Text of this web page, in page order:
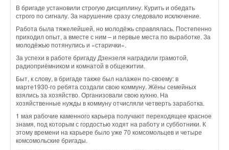
В бригаде установили строгую дисциплину. Курить и обедать
строго по сигналу. За нарушение сразу следовало исключение.
Работа была тяжелейшей, но молодёжь справлялась. Постепенно
приходил опыт, а вместе с ним – и первые места по выработке. За
молодёжью потянулись и «старички».
За успехи в работе бригаду Дзензеля наградили грамотой,
радиоприёмником и комнатой в общежитии.
Быт, к слову, в бригаде также был налажен по-своему: в
марте1930-го ребята создали свою коммуну. Жёны семейных
взялись за хозяйство. Организовали свою кухню. На
хозяйственные нужды в коммуну отчисляли четверть заработка.
1 мая рабочие каменного карьера получают переходящее красное
знамя, под которым с гордостью ходят на работу и субботники. К
этому времени на карьере было уже 70 комсомольцев и четыре
комсомольские бригады.